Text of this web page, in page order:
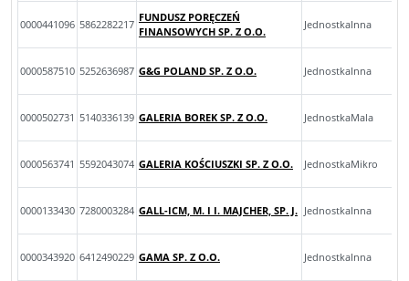
0000441096 5862282217
FUNDUSZ PORĘCZEŃ
FINANSOWYCH SP. Z O.O.
JednostkaInna
0000587510 5252636987 G&G POLAND SP. Z O.O. JednostkaInna
0000502731 5140336139 GALERIA BOREK SP. Z O.O. JednostkaMala
0000563741 5592043074 GALERIA KOŚCIUSZKI SP. Z O.O. JednostkaMikro
0000133430 7280003284 GALL-ICM, M. I I. MAJCHER, SP. J. JednostkaInna
0000343920 6412490229 GAMA SP. Z O.O. JednostkaInna